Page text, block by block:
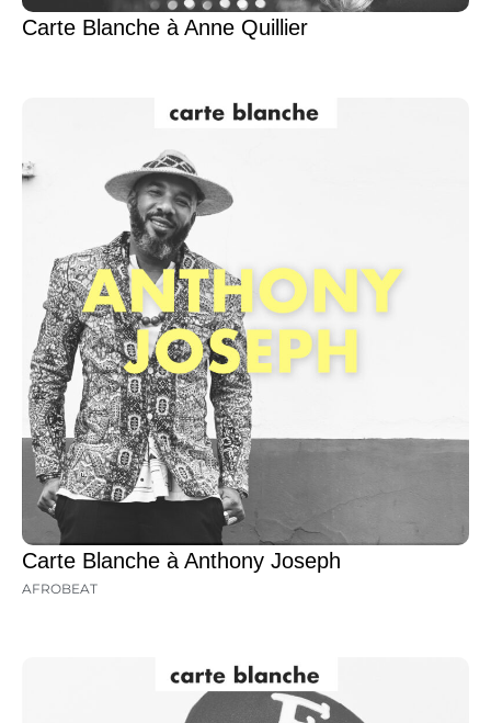
Carte Blanche à Anne Quillier
Carte Blanche à Anthony Joseph
AFROBEAT